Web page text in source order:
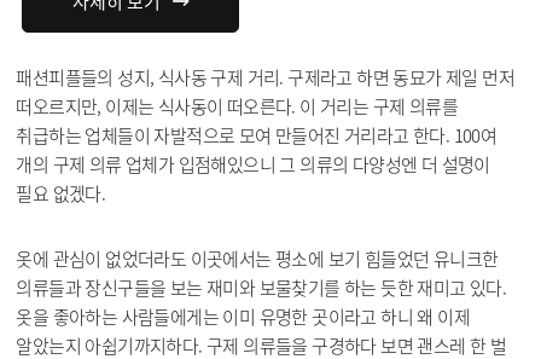
패션피플들의 성지, 식사동 구제 거리. 구제라고 하면 동묘가 제일 먼저
떠오르지만, 이제는 식사동이 떠오른다. 이 거리는 구제 의류를
취급하는 업체들이 자발적으로 모여 만들어진 거리라고 한다. 100여
개의 구제 의류 업체가 입점해있으니 그 의류의 다양성엔 더 설명이
필요 없겠다.
옷에 관심이 없었더라도 이곳에서는 평소에 보기 힘들었던 유니크한
의류들과 장신구들을 보는 재미와 보물찾기를 하는 듯한 재미고 있다.
옷을 좋아하는 사람들에게는 이미 유명한 곳이라고 하니 왜 이제
알았는지 아쉽기까지하다. 구제 의류들을 구경하다 보면 괜스레 한 벌